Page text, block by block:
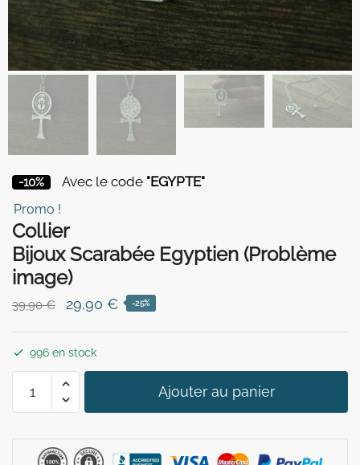
-10% Avec le code "EGYPTE"
Promo !
Collier
Bijoux Scarabée Egyptien (Problème
image)
39,90€
Le
initial
était :
39,90 €.
29,90 €Le
est :
29,90 €.
-25%
996 en stock
Scarabée
Ajouter au panier